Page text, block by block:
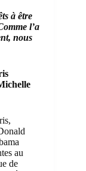
à être
l’a
nous
au
de